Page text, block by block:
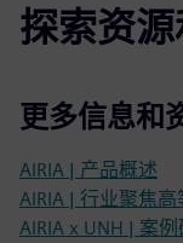
探索资
更多信息和
AIRIA | 产品概述
AIRIA | 行业聚焦高
AIRIA x UNH | 案